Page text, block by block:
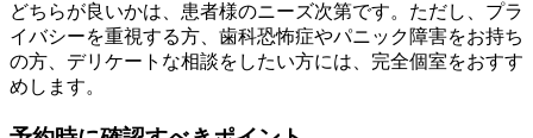
どちらが良いかは、患者様のニーズ次第です。ただし、プラ
イバシーを重視する方、歯科恐怖症やパニック障害をお持ち
の方、デリケートな相談をしたい方には、完全個室をおすす
めします。